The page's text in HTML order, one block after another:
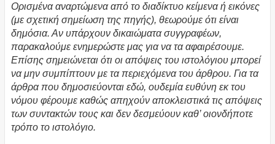
Ορισμένα αναρτώμενα από το διαδίκτυο κείμενα ή εικόνες
(με σχετική σημείωση της πηγής), θεωρούμε ότι είναι
δημόσια. Αν υπάρχουν δικαιώματα συγγραφέων,
παρακαλούμε ενημερώστε μας για να τα αφαιρέσουμε.
Επίσης σημειώνεται ότι οι απόψεις του ιστολόγιου μπορεί
να μην συμπίπτουν με τα περιεχόμενα του άρθρου. Για τα
άρθρα που δημοσιεύονται εδώ, ουδεμία ευθύνη εκ του
νόμου φέρουμε καθώς απηχούν αποκλειστικά τις απόψεις
των συντακτών τους και δεν δεσμεύουν καθ’ οιονδήποτε
τρόπο το ιστολόγιο.